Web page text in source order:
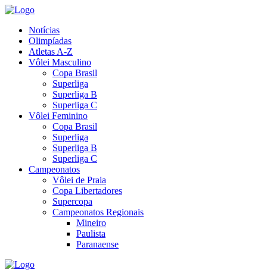
Notícias
Olimpíadas
Atletas A-Z
Vôlei Masculino
Copa Brasil
Superliga
Superliga B
Superliga C
Vôlei Feminino
Copa Brasil
Superliga
Superliga B
Superliga C
Campeonatos
Vôlei de Praia
Copa Libertadores
Supercopa
Campeonatos Regionais
Mineiro
Paulista
Paranaense